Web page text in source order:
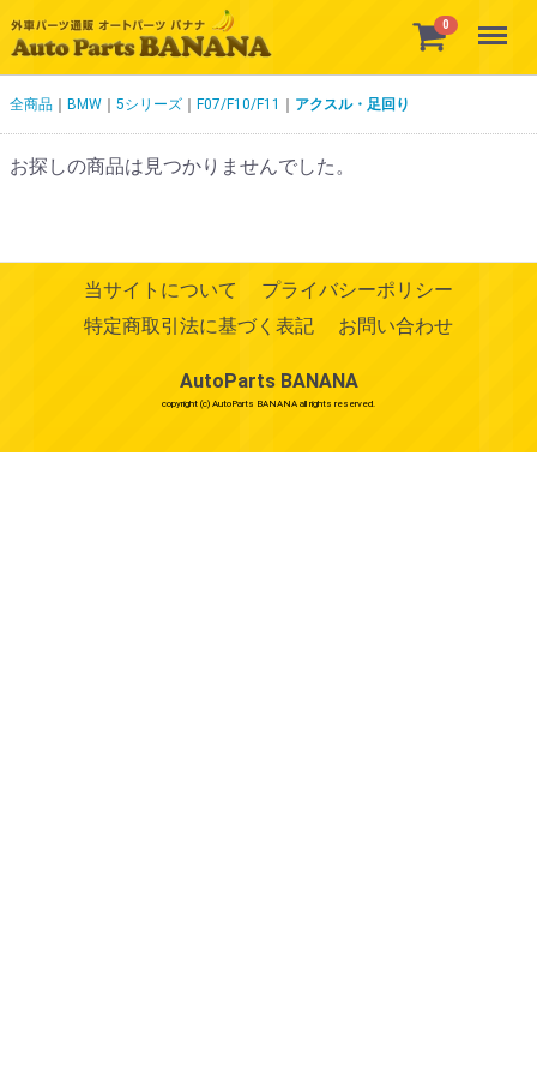
0 Menu
全商品 BMW 5シリーズ F07/F10/F11 アクスル・足回り
お探しの商品は見つかりませんでした。
当サイトについて
プライバシーポリシー
特定商取引法に基づく表記
お問い合わせ
AutoParts BANANA
copyright (c) AutoParts BANANA all rights reserved.